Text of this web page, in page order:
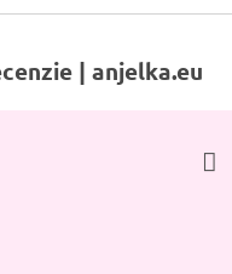
| anjelka.eu